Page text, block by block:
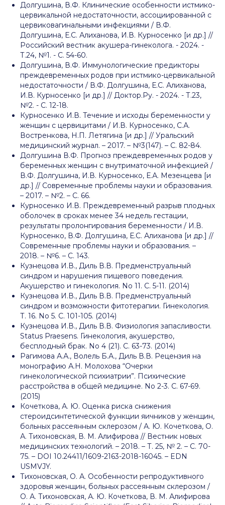
Долгушина, В.Ф. Клинические особенности истмико-
цервикальной недостаточности, ассоциированной с
цервиковагинальными инфекциями / В.Ф.
Долгушина, Е.С. Алиханова, И.В. Курносенко [и др.] //
Российский вестник акушера-гинеколога. - 2024. -
Т.24, №1. - С. 54-60.
Долгушина, В.Ф. Иммунологические предикторы
преждевременных родов при истмико-цервикальной
недостаточности / В.Ф. Долгушина, Е.С. Алиханова,
И.В. Курносенко [и др.] // Доктор.Ру. - 2024. - Т.23,
№2. - С. 12-18.
Курносенко И.В. Течение и исходы беременности у
женщин с цервицитами / И.В. Курносенко, С.А.
Востренкова, Н.П. Летягина [и др.] // Уральский
медицинский журнал. – 2017. – №3(147). – С. 82-84.
Долгушина В.Ф. Прогноз преждевременных родов у
беременных женщин с внутриматочной инфекцией /
В.Ф. Долгушина, И.В. Курносенко, Е.А. Мезенцева [и
др.] // Современные проблемы науки и образования.
– 2017. – №2. – С. 66.
Курносенко И.В. Преждевременный разрыв плодных
оболочек в сроках менее 34 недель гестации,
результаты пролонгирования беременности / И.В.
Курносенко, В.Ф. Долгушина, Е.С. Алиханова [и др.] //
Современные проблемы науки и образования. –
2018. – №6. – С. 143.
Кузнецова И.В., Диль В.В. Предменструальный
синдром и нарушения пищевого поведения.
Акушерство и гинекология. No 11. С. 5-11. (2014)
Кузнецова И.В., Диль В.В. Предменструальный
синдром и возможности фитотерапии. Гинекология.
Т. 16. No 5. С. 101-105. (2014)
Кузнецова И.В., Диль В.В. Физиология запасливости.
Status Praesens. Гинекология, акушерство,
бесплодный брак. No 4 (21). С. 63-73. (2014)
Рагимова А.А., Волель Б.А., Диль В.В. Рецензия на
монографию А.Н. Молохова “Очерки
гинекологической психиатрии”. Психические
расстройства в общей медицине. No 2-3. С. 67-69.
(2015)
Кочеткова, А. Ю. Оценка риска снижения
стероидсинтетической функции яичников у женщин,
больных рассеянным склерозом / А. Ю. Кочеткова, О.
А. Тихоновская, В. М. Алифирова // Вестник новых
медицинских технологий. – 2018. – Т. 25, № 2. – С. 70-
75. – DOI 10.24411/1609-2163-2018-16045. – EDN
USMVJY.
Тихоновская, О. А. Особенности репродуктивного
здоровья женщин, больных рассеянным склерозом /
О. А. Тихоновская, А. Ю. Кочеткова, В. М. Алифирова